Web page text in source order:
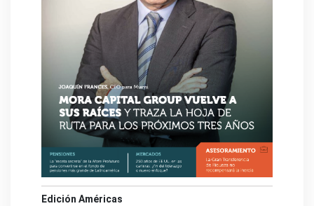
Edición Américas